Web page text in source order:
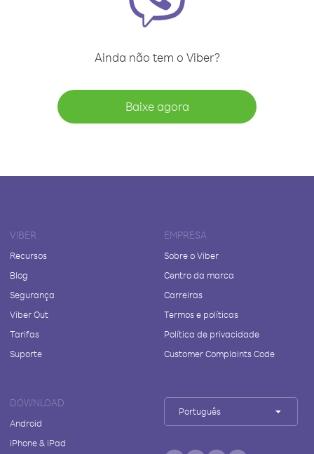
Ainda não tem o Viber?
Baixe agora
VIBER
Recursos
Blog
Segurança
Viber Out
Tarifas
Suporte
EMPRESA
Sobre o Viber
Centro da marca
Carreiras
Termos e políticas
Política de privacidade
Customer Complaints Code
DOWNLOAD
Android
iPhone & iPad
Português